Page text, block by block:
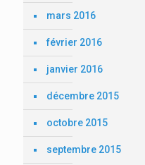
mars 2016
février 2016
janvier 2016
décembre 2015
octobre 2015
septembre 2015